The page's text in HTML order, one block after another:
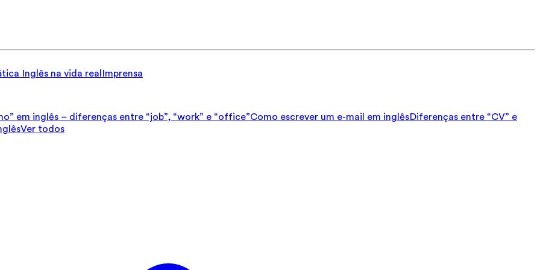
Inglês na vida real Imprensa
em inglês – diferenças entre “job”, “work” e “office”Como escrever um e-mail em inglêsDiferenças entre “CV” e
Ver todos